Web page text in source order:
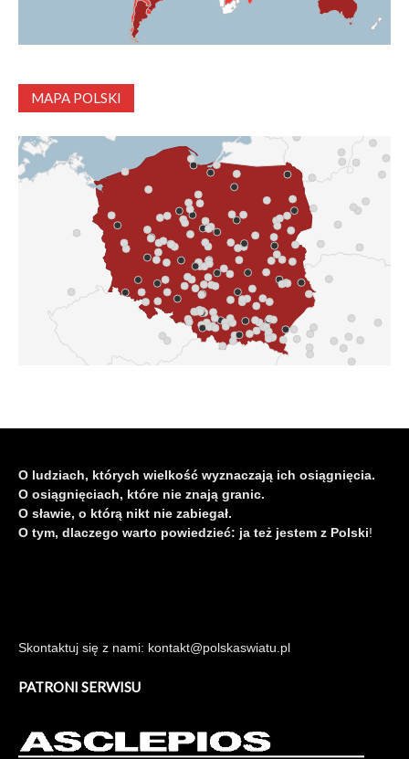
MAPA POLSKI
O ludziach, których wielkość wyznaczają ich osiągnięcia.
O osiągnięciach, które nie znają granic.
O sławie, o którą nikt nie zabiegał.
O tym, dlaczego warto powiedzieć: ja też jestem z Polski!
Skontaktuj się z nami: kontakt@polskaswiatu.pl
PATRONI SERWISU